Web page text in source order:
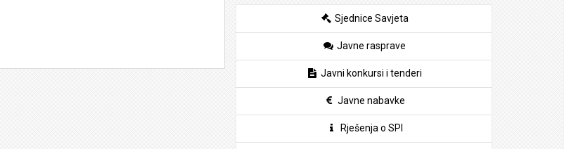
Sjednice Savjeta
Javne rasprave
Javni konkursi i tenderi
Javne nabavke
Rješenja o SPI